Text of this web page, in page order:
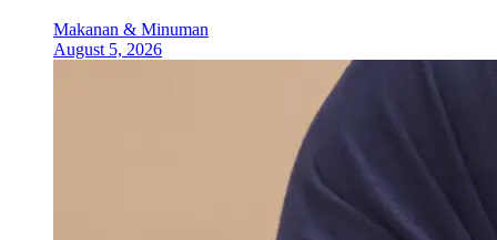
Makanan & Minuman
August 5, 2026